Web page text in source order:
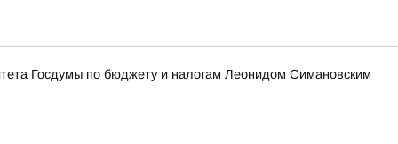
Госдумы по бюджету и налогам Леонидом Симановским